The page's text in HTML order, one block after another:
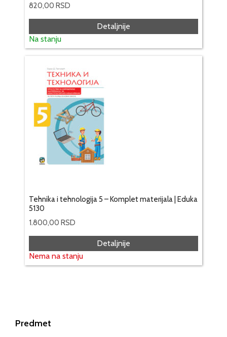
820,00 RSD
Detaljnije
Na stanju
Tehnika i tehnologija 5 – Komplet materijala | Eduka
5130
1.800,00 RSD
Detaljnije
Nema na stanju
Predmet